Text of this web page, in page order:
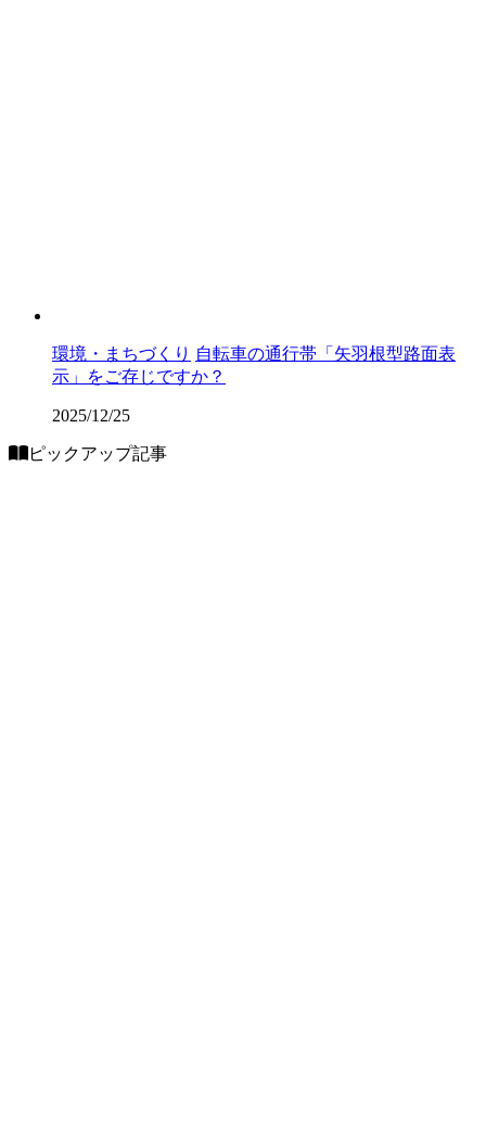
環境・まちづくり 自転車の通行帯「矢羽根型路面表
示」をご存じですか？
2025/12/25
ピックアップ記事